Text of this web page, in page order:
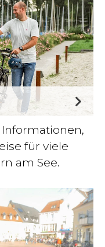
für viele
am See.